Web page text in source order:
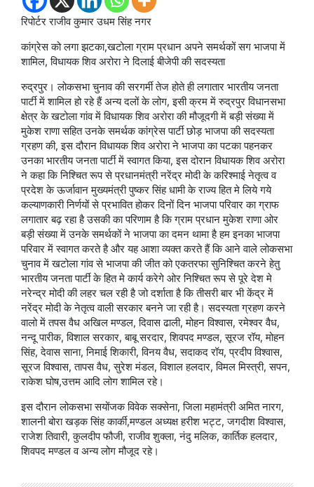
रिपोर्टर राजीव कुमार उधम सिंह नगर
कांग्रेस को लगा झटका,खटोला ग्राम प्रधान अपने समर्थकों सग भाजपा में
शामिल, विधायक शिव अरोरा ने दिलाई बीजेपी की सदस्यता
रुद्रपुर। लोकसभा चुनाव की सरगर्मी तेज होते ही लगातार भारतीय जनता
पार्टी में शामिल हो रहे हैं अन्य दलों के लोग, इसी क्रम में रुद्रपुर विधानसभा
क्षेत्र के खटोला गांव में विधायक शिव अरोरा की मौजूदगी में बड़ी संख्या में
मुकेश राणा सहित उनके समर्थक कांग्रेस पार्टी छोड़ भाजपा की सदस्यता
ग्रहण की, इस दौरान विधायक शिव अरोरा ने भाजपा का पटका पहनकर
उनका भारतीय जनता पार्टी में स्वागत किया, इस दोरान विधायक शिव अरोरा
ने कहा कि निश्चित रूप से प्रधानमंत्री नरेंद्र मोदी के करिश्माई नेतृत्व व
प्रदेश के ऊर्जावान मुख्यमंत्री पुष्कर सिंह धामी के राज्य हित मे लिये गये
कल्याणकारी निर्णयों से प्रभावित होकर दिनों दिन भाजपा परिवार का ग्राफ
लगातार बढ़ रहा है उसकी का परिणाम है कि ग्राम प्रधान मुकेश राणा ओर
बड़ी संख्या में उनके समर्थकों ने भाजपा का दमन थामा है हम इनका भाजपा
परिवार में स्वागत करते है और यह आशा व्यक्त करते हैं कि आने वाले लोकसभा
चुनाव में खटोला गांव से भाजपा की जीत को एकतरफा सुनिश्चित करने हेतु
भारतीय जनता पार्टी के हित मे कार्य करेगे ओर निश्चित रूप से पूरे देश मे
नरेन्द्र मोदी की लहर चल रही है जो दर्शाता है कि तीसरी बार भी केंद्र में
नरेंद्र मोदी के नेतृत्व वाली सरकार बनने जा रही है। सदस्यता ग्रहण करने
वालो में तपस वैध अखिल मण्डल, दिवास ढाली, मोहन विश्वास, रमेश्वर वैध,
नन्दू पारीक, विशाल सरकार, बाबू सरदार, शिवपद मण्डल, सूरज रॉय, मोहन
सिंह, देवास साना, निमाई शिकारी, विनय वैध, सदाकद रॉय, प्रदीप विश्वास,
सूरज विश्वास, तापस वैध, सुरेश मंडल, विशाल हलदार, विमल मिस्त्री, सपन,
राकेश घोष,उत्तम आदि लोग शामिल रहे।
इस दौरान लोकसभा सयोंजक विवेक सक्सेना, जिला महामंत्री अमित नारग,
शालनी बोरा खड़क सिंह कार्की,मण्डल अध्यक्ष हरीश भट्ट, जगदीश विश्वास,
राजेश तिवारी, कुलदीप फौजी, राजीव शुक्ला, नंदु मलिक, कार्तिक हलदार,
शिवपद मण्डल व अन्य लोग मौजूद रहे।